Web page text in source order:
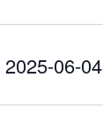
2025-06-04